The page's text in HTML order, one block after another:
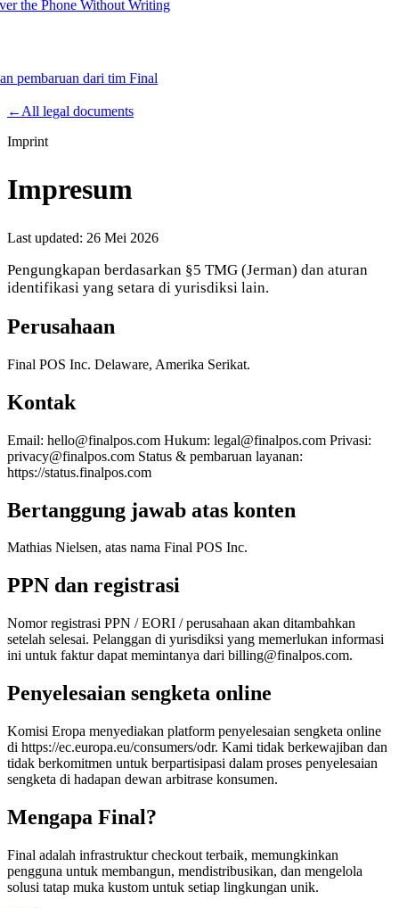
the Phone Without Writing
pembaruan dari tim Final
Product
Merchant Hub
Organization Tools BuildCreate unique checkout flows
ScaleDistribute your POS creations
Flows
Hardware Pricing
Solutions
Untuk MerchantBuild a custom POS for your business
Untuk ResellerLaunch and monetize a branded POS
Use Cases
service flows
Checkout genggam Checkout anywhere on the
floor
Tentang Final Get to know the team behind Final
Catatan
rilisWhat's new in our latest release Pusat bantuan
Server
MCP
← All legal documents
Imprint
Impresum
Last updated: 26 Mei 2026
Pengungkapan berdasarkan §5 TMG (Jerman) dan aturan
identifikasi yang setara di yurisdiksi lain.
Perusahaan
Final POS Inc. Delaware, Amerika Serikat.
Kontak
Email: hello@finalpos.com Hukum: legal@finalpos.com Privasi:
privacy@finalpos.com Status & pembaruan layanan:
https://status.finalpos.com
Bertanggung jawab atas konten
Mathias Nielsen, atas nama Final POS Inc.
PPN dan registrasi
Nomor registrasi PPN / EORI / perusahaan akan ditambahkan
setelah selesai. Pelanggan di yurisdiksi yang memerlukan informasi
ini untuk faktur dapat memintanya dari billing@finalpos.com.
Penyelesaian sengketa online
Komisi Eropa menyediakan platform penyelesaian sengketa online
di https://ec.europa.eu/consumers/odr. Kami tidak berkewajiban dan
tidak berkomitmen untuk berpartisipasi dalam proses penyelesaian
sengketa di hadapan dewan arbitrase konsumen.
Mengapa Final?
Final adalah infrastruktur checkout terbaik, memungkinkan
pengguna untuk membangun, mendistribusikan, dan mengelola
solusi tatap muka kustom untuk setiap lingkungan unik.